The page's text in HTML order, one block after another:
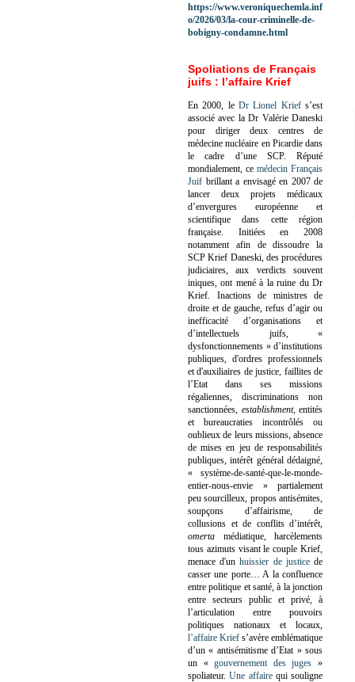
https://www.veroniquechemla.inf
o/2026/03/la-cour-criminelle-de-
bobigny-condamne.html
Spoliations de Français
juifs : l’affaire Krief
En 2000, le Dr Lionel Kriefs’est
associé avec la Dr Valérie Daneski
pour diriger deux centres de
médecine nucléaire en Picardie dans
le cadre d’une SCP. Réputé
mondialement, ce médecin Français
Juif brillant a envisagé en 2007 de
lancer deux projets médicaux
d’envergures européenne et
scientifique dans cette région
française. Initiées en 2008
notamment afin de dissoudre la
SCP Krief Daneski, des procédures
judiciaires, aux verdicts souvent
iniques, ont mené à la ruine du Dr
Krief. Inactions de ministres de
droite et de gauche, refus d’agir ou
inefficacité d’organisations et
d’intellectuels juifs, «
dysfonctionnements » d’institutions
publiques, d'ordres professionnels
et d'auxiliaires de justice, faillites de
l’Etat dans ses missions
régaliennes, discriminations non
sanctionnées, establishment, entités
et bureaucraties incontrôlés ou
oublieux de leurs missions, absence
de mises en jeu de responsabilités
publiques, intérêt général dédaigné,
« système-de-santé-que-le-monde-
entier-nous-envie » partialement
peu sourcilleux, propos antisémites,
soupçons d’affairisme, de
collusions et de conflits d’intérêt,
omerta médiatique, harcèlements
tous azimuts visant le couple Krief,
menace d'unhuissier de justicede
casser une porte… A la confluence
entre politique et santé, à la jonction
entre secteurs public et privé, à
l’articulation entre pouvoirs
politiques nationaux et locaux,
l’affaire Krief s’avère emblématique
d’un « antisémitisme d’Etat » sous
un «gouvernement des juges »
spoliateur.Une affairequi souligne